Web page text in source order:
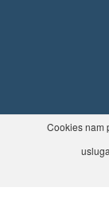
Cookies nam